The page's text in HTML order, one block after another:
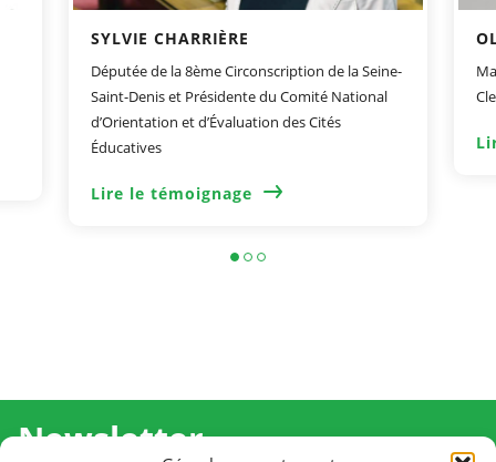
SYLVIE CHARRIÈRE
Députée de la 8ème Circonscription de la Seine-
Saint-Denis et Présidente du Comité National
d’Orientation et d’Évaluation des Cités
Éducatives
Lire le témoignage
Newsletter